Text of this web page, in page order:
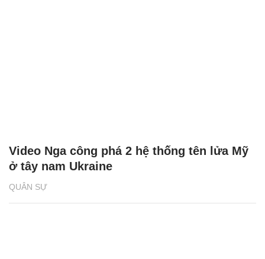
QUÂN SỰ
Video Nga công phá 2 hệ thống tên lửa Mỹ
ở tây nam Ukraine